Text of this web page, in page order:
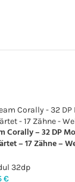
Corally – 32 DP
– 17 Zähne –
32dp
€